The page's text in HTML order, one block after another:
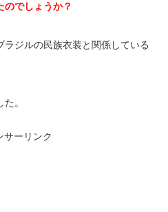
のでしょうか？
ジルの民族衣装と関係している
。
サーリンク